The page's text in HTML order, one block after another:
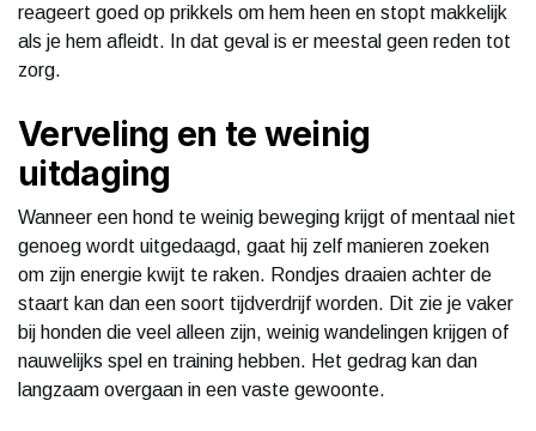
reageert goed op prikkels om hem heen en stopt makkelijk
als je hem afleidt. In dat geval is er meestal geen reden tot
zorg.
Verveling en te weinig
uitdaging
Wanneer een hond te weinig beweging krijgt of mentaal niet
genoeg wordt uitgedaagd, gaat hij zelf manieren zoeken
om zijn energie kwijt te raken. Rondjes draaien achter de
staart kan dan een soort tijdverdrijf worden. Dit zie je vaker
bij honden die veel alleen zijn, weinig wandelingen krijgen of
nauwelijks spel en training hebben. Het gedrag kan dan
langzaam overgaan in een vaste gewoonte.